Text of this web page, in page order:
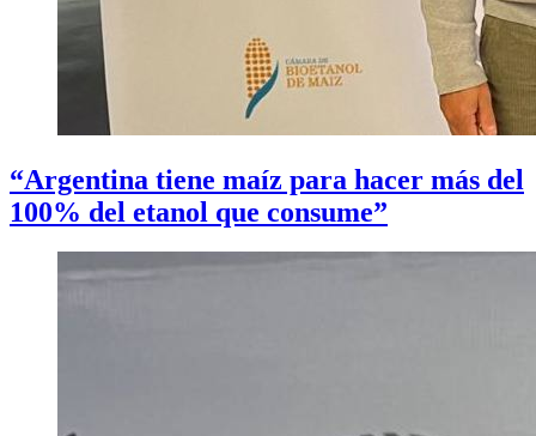
“Argentina tiene maíz para hacer más del
100% del etanol que consume”